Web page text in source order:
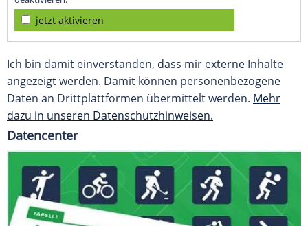
jetzt aktivieren
Ich bin damit einverstanden, dass mir externe Inhalte
angezeigt werden. Damit können personenbezogene
Daten an Drittplattformen übermittelt werden. Mehr
dazu in unseren Datenschutzhinweisen.
Datencenter